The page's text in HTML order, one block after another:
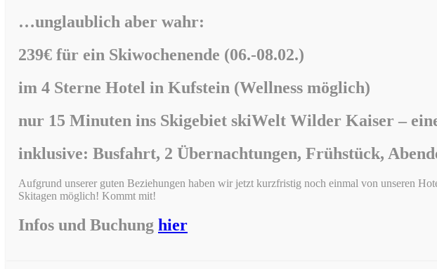
…unglaublich aber wahr:
239€ für ein Skiwochenende (06.-08.02.)
im 4 Sterne Hotel in Kufstein (Wellness möglich)
nur 15 Minuten ins Skigebiet skiWelt Wilder Kaiser –
inklusive: Busfahrt, 2 Übernachtungen, Frühstück,
Aufgrund unserer guten Beziehungen haben wir jetzt kurzfristig noch einmal von unseren
Skitagen möglich! Kommt mit!
Infos und Buchung hier